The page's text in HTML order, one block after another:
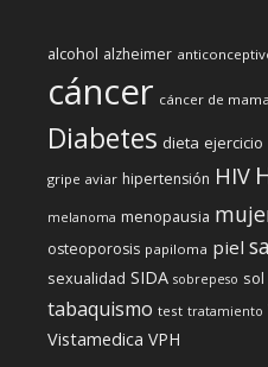
alcohol alzheimer
cáncer cáncer de mama
Diabetes dieta ejercicio
gripe aviar hipertensión HIV
melanoma menopausia
osteoporosis papiloma piel
sexualidad SIDA sobrepeso sol
tabaquismo test tratamiento
Vistamedica VPH